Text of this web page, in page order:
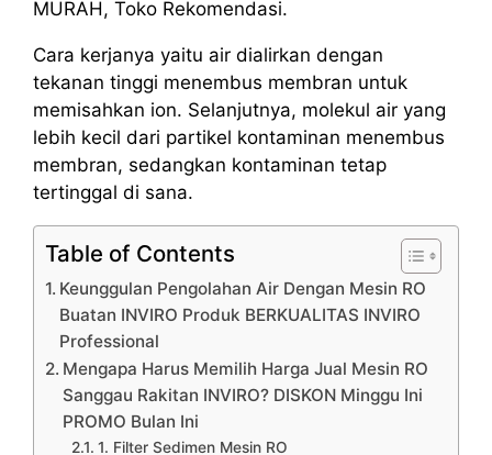
MURAH, Toko Rekomendasi.
Cara kerjanya yaitu air dialirkan dengan
tekanan tinggi menembus membran untuk
memisahkan ion. Selanjutnya, molekul air yang
lebih kecil dari partikel kontaminan menembus
membran, sedangkan kontaminan tetap
tertinggal di sana.
Table of Contents
Keunggulan Pengolahan Air Dengan Mesin RO
Buatan INVIRO Produk BERKUALITAS INVIRO
Professional
Mengapa Harus Memilih Harga Jual Mesin RO
Sanggau Rakitan INVIRO? DISKON Minggu Ini
PROMO Bulan Ini
1. Filter Sedimen Mesin RO